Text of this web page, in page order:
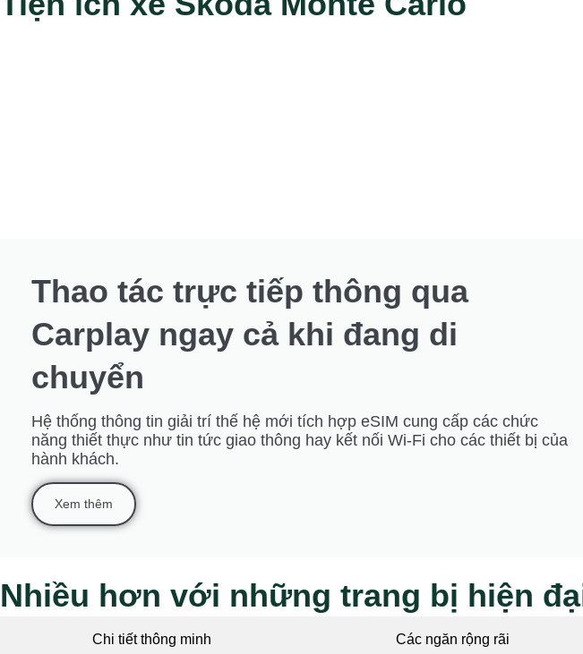
Thao tác trực tiếp thông qua
Carplay ngay cả khi đang di
chuyển
Hệ thống thông tin giải trí thế hệ mới tích hợp eSIM cung cấp các chức
năng thiết thực như tin tức giao thông hay kết nối Wi-Fi cho các thiết bị của
hành khách.
Xem thêm
Nhiều hơn với những trang bị hiện
Chi tiết thông minh Các ngăn rộng rãi